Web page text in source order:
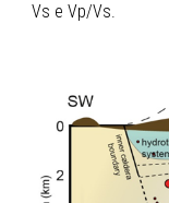
Vs e Vp/Vs.